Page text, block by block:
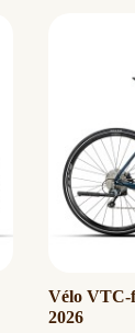
Vélo VTC-
2026